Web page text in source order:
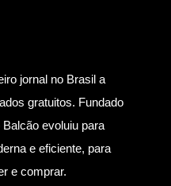
jornal no Brasil a
gratuitos. Fundado
evoluiu para
e eficiente, para
e comprar.